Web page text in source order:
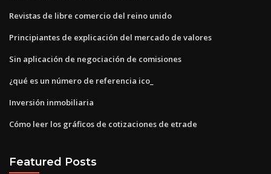
Revistas de libre comercio del reino unido
Principiantes de explicación del mercado de valores
Sin aplicación de negociación de comisiones
¿qué es un número de referencia ico_
Inversión inmobiliaria
Cómo leer los gráficos de cotizaciones de etrade
Featured Posts